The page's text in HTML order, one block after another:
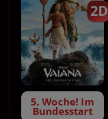
2D
5. Woche! Im
Bundesstart